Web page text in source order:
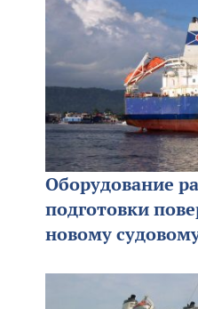
Оборудование
подготовки
новому